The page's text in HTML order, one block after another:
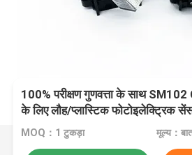
100% परीक्षण गुणवत्ता के साथ SM102
के लिए लौह/प्लास्टिक फोटोइलेक्ट्रिक
MOQ：1 टुकड़ा मूल्य：